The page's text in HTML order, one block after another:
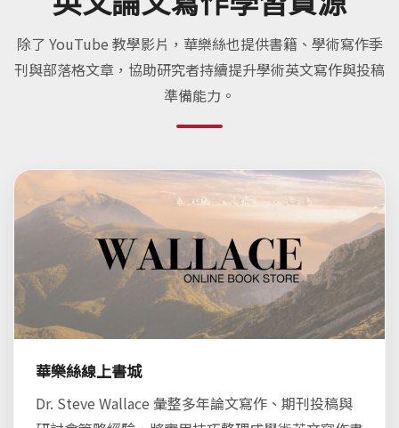
除了 YouTube 教學影片，華樂絲也提供書籍、學術寫作季
刊與部落格文章，協助研究者持續提升學術英文寫作與投稿
準備能力。
華樂絲線上書城
Dr. Steve Wallace 彙整多年論文寫作、期刊投稿與